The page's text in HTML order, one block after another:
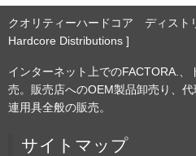
クオリティーハードコア ディスト
Hardcore Distributions ]
インターネット上でのFACTORA.、
売。販売店へのOEM製品卸売り、
連用具全般の販売。
サイトマップ